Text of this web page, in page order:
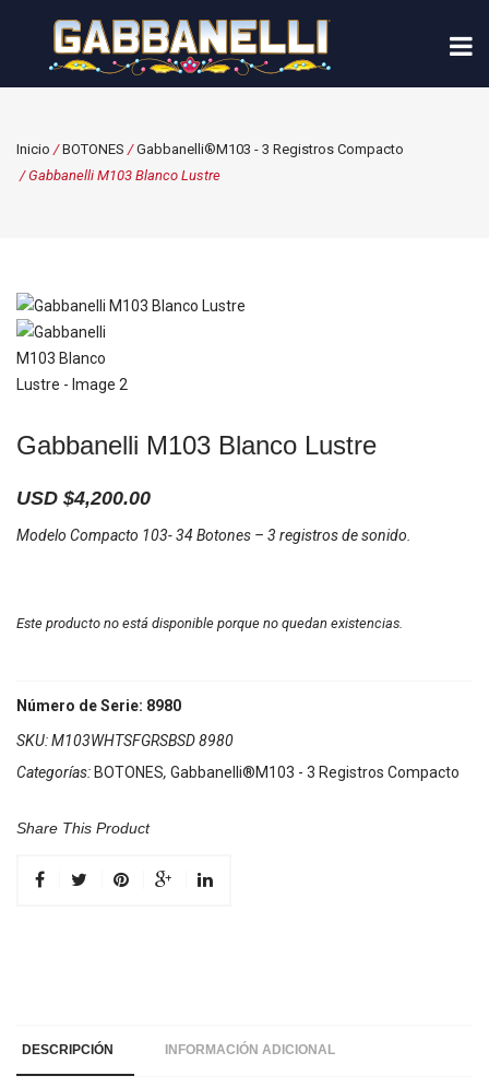
Inicio /BOTONES /Gabbanelli®M103 - 3 Registros Compacto
/ Gabbanelli M103 Blanco Lustre
Gabbanelli M103 Blanco Lustre
USD $4,200.00
Modelo Compacto 103- 34 Botones – 3 registros de sonido.
Este producto no está disponible porque no quedan existencias.
Número de Serie: 8980
SKU:M103WHTSFGRSBSD 8980
Categorías: BOTONES, Gabbanelli®M103 - 3 Registros Compacto
Share This Product
DESCRIPCIÓN INFORMACIÓN ADICIONAL